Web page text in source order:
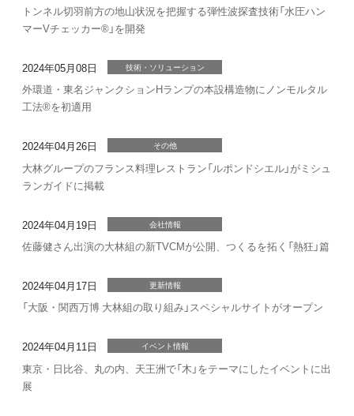
トンネル切羽前方の地山状況を把握する弾性波探査技術「水圧ハン
マーVチェッカー®」を開発
2024年05月08日 技術・ソリューション
外環道・東名ジャンクションHランプの本設構造物にノンモルタル
工法®を初適用
2024年04月26日 その他
大林グループのフランス料理レストラン「ルポンドシエル」がミシュ
ランガイドに掲載
2024年04月19日 会社情報
佐藤健さん出演の大林組の新TVCMが公開、つくるを拓く「熱狂」篇
2024年04月17日 更新情報
「大阪・関西万博 大林組の取り組み」スペシャルサイトがオープン
2024年04月11日 イベント情報
東京・日比谷、丸の内、天王洲で「木」をテーマにしたイベントに出
展